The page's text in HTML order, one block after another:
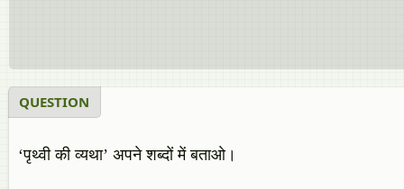
QUESTION
‘पृथ्वी की व्यथा’ अपने शब्दों में बताओ।